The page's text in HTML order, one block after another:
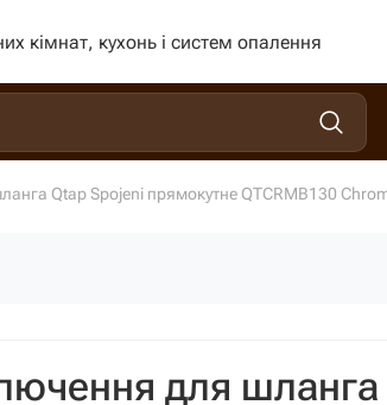
кімнат, кухонь і систем опалення
Qtap Spojeni прямокутне QTCRMB130
для